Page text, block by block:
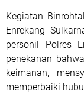
Kegiatan
Enrekang
personil Polres
penekanan
keimanan,
memperbaiki